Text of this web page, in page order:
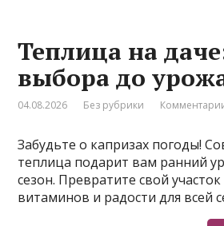
Теплица на
выбора до
04.08.2026 Без рубрики
Забудьте о капризах погоды!
теплица подарит вам ранний
сезон. Превратите свой
витаминов и радости для всей